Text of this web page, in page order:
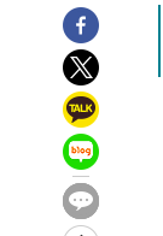
2시간 전 >
[속
2시간 전 >
[속
2시간 전 >
[속
2시간 전 >
3시간 전 >
5시간 전 >
-17796초 전 >